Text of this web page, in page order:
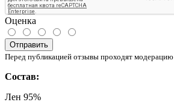
Оценка
Отправить
Перед публикацией отзывы проходят модерацию
Состав:
Лен 95%